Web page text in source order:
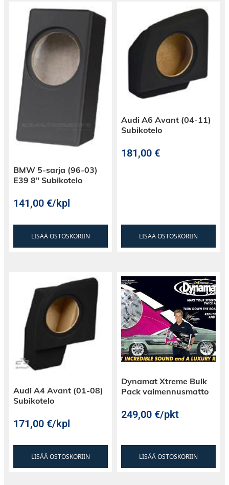
BMW 5-sarja (96-03)
E39 8″ Subikotelo
141,00€/kpl
LISÄÄ OSTOSKORIIN
Audi A6 Avant (04-11)
Subikotelo
181,00€
LISÄÄ OSTOSKORIIN
Audi A4 Avant (01-08)
Subikotelo
171,00€/kpl
LISÄÄ OSTOSKORIIN
Dynamat Xtreme Bulk
Pack vaimennusmatto
249,00€/pkt
LISÄÄ OSTOSKORIIN